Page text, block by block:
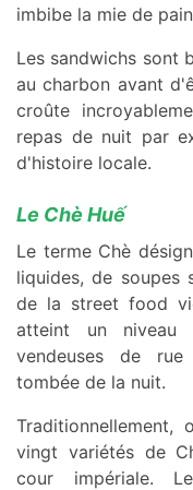
imbibe la mie de
Les sandwichs sont
au charbon avant
croûte
repas de nuit par
d'histoire locale.
Le Chè Huế
Le terme Chè
liquides, de soupes
de la street food
atteint un niveau
vendeuses de
tombée de la nuit.
vingt variétés de
cour impériale.